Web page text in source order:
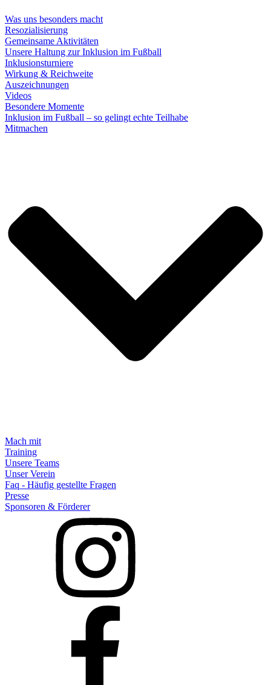
Was uns besonders macht
Resozialisierung
Gemeinsame Aktivitäten
Unsere Haltung zur Inklusion im Fußball
Inklusionsturniere
Wirkung & Reichweite
Auszeichnungen
Videos
Besondere Momente
Inklusion im Fußball – so gelingt echte Teilhabe
Mitmachen
Mach mit
Training
Unsere Teams
Unser Verein
Faq - Häufig gestellte Fragen
Presse
Sponsoren & Förderer